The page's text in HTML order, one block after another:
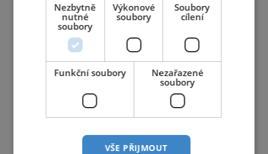
Nezbytně
nutné
soubory
Výkonové
soubory
Soubory
cílení
Funkční soubory
Nezařazené
soubory
VŠE PŘIJMOUT